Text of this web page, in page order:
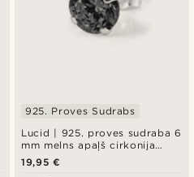
Lucid | 925. proves sudraba 6
mm melns apaļš cirkonija
auskars
925. Proves Sudrabs
19,95 €